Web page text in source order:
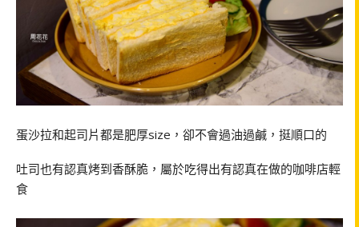
蛋沙拉和起司片都是肥厚size，卻不會過油過鹹，挺順口的
吐司也有認真烤到香酥脆，屬於吃得出有認真在做的咖啡店輕
食